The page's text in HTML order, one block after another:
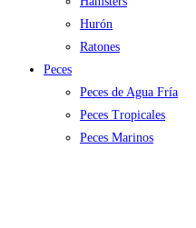
Hurón
Ratones
Peces
Peces de Agua Fría
Peces Tropicales
Peces Marinos